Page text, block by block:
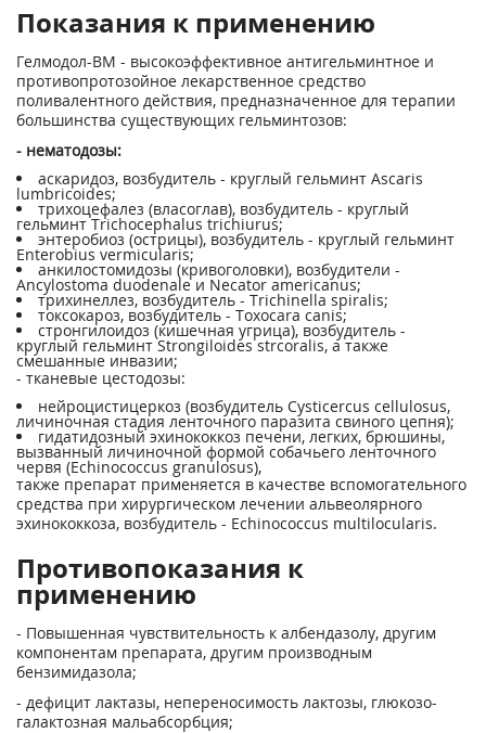
Показания к применению
Гелмодол-ВМ - высокоэффективное антигельминтное и
противопротозойное лекарственное средство
поливалентного действия, предназначенное для терапии
большинства существующих гельминтозов:
- нематодозы:
аскаридоз, возбудитель - круглый гельминт Ascaris
lumbricoides;
трихоцефалез (власоглав), возбудитель - круглый
гельминт Trichocephalus trichiurus;
энтеробиоз (острицы), возбудитель - круглый гельминт
Enterobius vermicularis;
анкилостомидозы (кривоголовки), возбудители -
Ancylostoma duodenale и Necator americanus;
трихинеллез, возбудитель - Trichinella spiralis;
токсокароз, возбудитель - Toxocara canis;
стронгилоидоз (кишечная угрица), возбудитель -
круглый гельминт Strongiloides strcoralis, а также
смешанные инвазии;
- тканевые цестодозы:
нейроцистицеркоз (возбудитель Cysticercus cellulosus,
личиночная стадия ленточного паразита свиного цепня);
гидатидозный эхинококкоз печени, легких, брюшины,
вызванный личиночной формой собачьего ленточного
червя (Echinococcus granulosus),
также препарат применяется в качестве вспомогательного
средства при хирургическом лечении альвеолярного
эхинококкоза, возбудитель - Echinococcus multilocularis.
Противопоказания к
применению
- Повышенная чувствительность к албендазолу, другим
компонентам препарата, другим производным
бензимидазола;
- дефицит лактазы, непереносимость лактозы, глюкозо-
галактозная мальабсорбция;